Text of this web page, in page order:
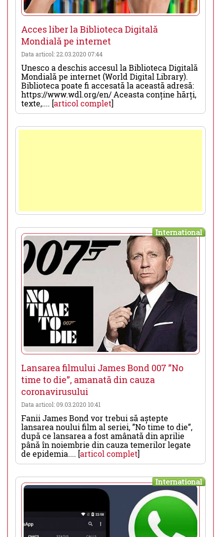
Acces liber la Biblioteca Digitală
Mondială pe internet
Data articol: 22.03.2020 07:44
Unesco a deschis accesul la Biblioteca Digitală
Mondială pe internet (World Digital Library).
Biblioteca poate fi accesată la această adresă:
https://www.wdl.org/en/ Aceasta conține hărți,
texte,.... [articol complet]
International
Lansarea filmului James Bond 007 ”No
time to die”, amanată din cauza
coronavirusului
Data articol: 09.03.2020 10:41
Fanii James Bond vor trebui să aștepte
lansarea noului film al seriei, ”No time to die”,
după ce lansarea a fost amânată din aprilie
până în noiembrie din cauza temerilor legate
de epidemia.... [articol complet]
International